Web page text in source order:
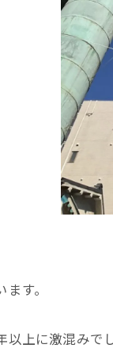
す。
以上に激混みで